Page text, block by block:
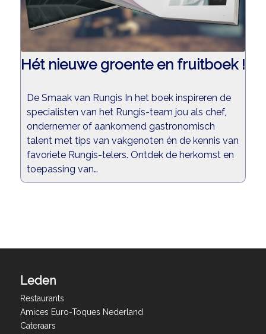
Hét nieuwe groente en fruitboek !
De Smaak van Rungis In het boek inspireren de
specialisten van het Rungis-team jou als chef,
ondernemer of aankomend gastronomisch
talent met tips van vakgenoten én de kennis van
favoriete Rungis-telers. Ontdek de herkomst en
toepassing van…
Leden
Restaurants
Amices Euro-Toques Nederland
Cateraars